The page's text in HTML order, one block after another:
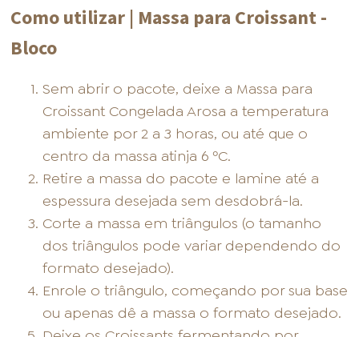
Como utilizar | Massa para Croissant -
Bloco
Sem abrir o pacote, deixe a Massa para
Croissant Congelada Arosa a temperatura
ambiente por 2 a 3 horas, ou até que o
centro da massa atinja 6 ºC.
Retire a massa do pacote e lamine até a
espessura desejada sem desdobrá-la.
Corte a massa em triângulos (o tamanho
dos triângulos pode variar dependendo do
formato desejado).
Enrole o triângulo, começando por sua base
ou apenas dê a massa o formato desejado.